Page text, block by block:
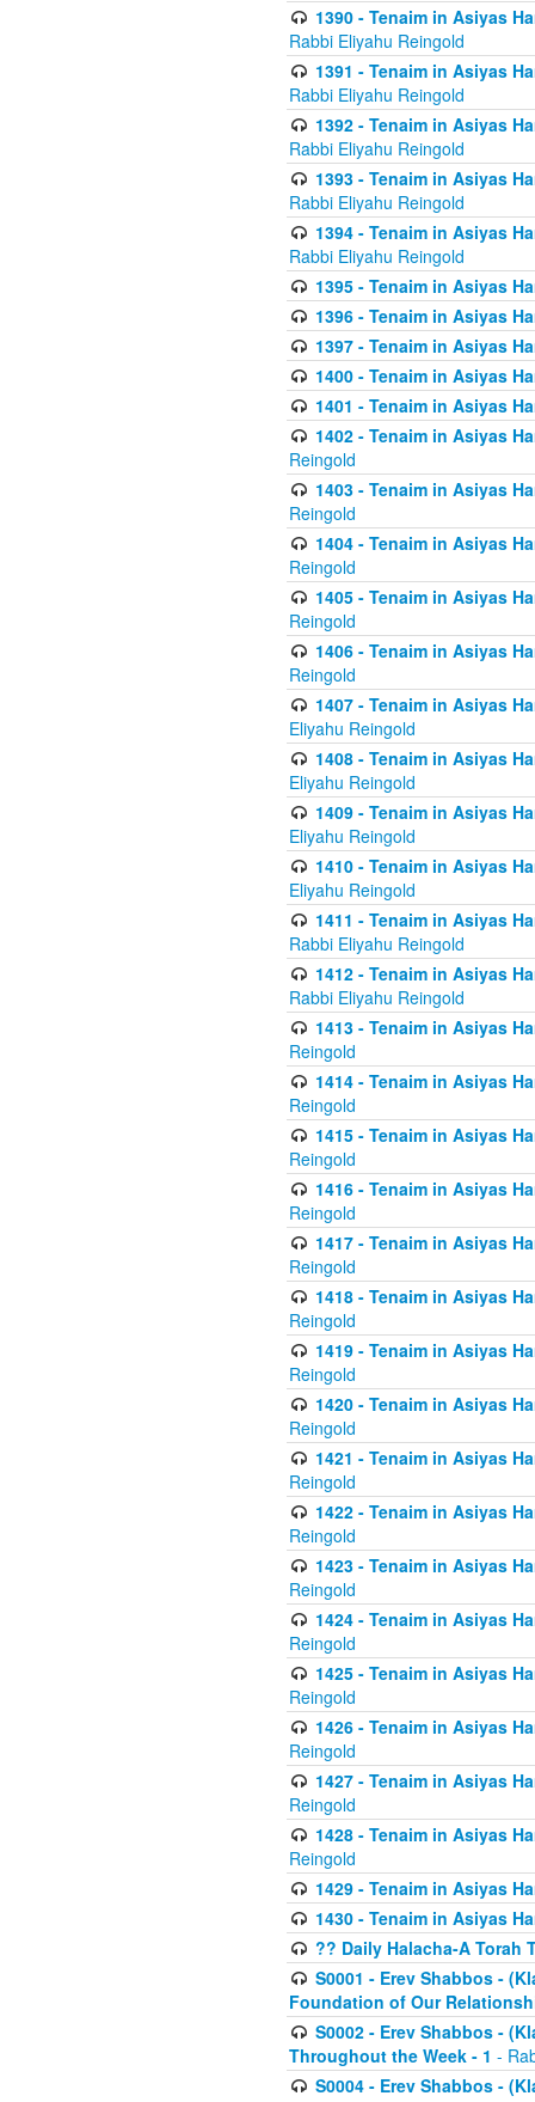
1390 - Tenaim in Asiyas
Rabbi Eliyahu Reingold
1391 - Tenaim in Asiyas
Rabbi Eliyahu Reingold
1392 - Tenaim in Asiyas
Rabbi Eliyahu Reingold
1393 - Tenaim in Asiyas
Rabbi Eliyahu Reingold
1394 - Tenaim in Asiyas
Rabbi Eliyahu Reingold
1395 - Tenaim in Asiyas
1396 - Tenaim in Asiyas
1397 - Tenaim in Asiyas
1400 - Tenaim in Asiyas
1401 - Tenaim in Asiyas
1402 - Tenaim in Asiyas
Reingold
1403 - Tenaim in Asiyas
Reingold
1404 - Tenaim in Asiyas
Reingold
1405 - Tenaim in Asiyas
Reingold
1406 - Tenaim in Asiyas
Reingold
1407 - Tenaim in Asiyas
Eliyahu Reingold
1408 - Tenaim in Asiyas
Eliyahu Reingold
1409 - Tenaim in Asiyas
Eliyahu Reingold
1410 - Tenaim in Asiyas
Eliyahu Reingold
1411 - Tenaim in Asiyas
Rabbi Eliyahu Reingold
1412 - Tenaim in Asiyas
Rabbi Eliyahu Reingold
1413 - Tenaim in Asiyas
Reingold
1414 - Tenaim in Asiyas
Reingold
1415 - Tenaim in Asiyas
Reingold
1416 - Tenaim in Asiyas
Reingold
1417 - Tenaim in Asiyas
Reingold
1418 - Tenaim in Asiyas
Reingold
1419 - Tenaim in Asiyas
Reingold
1420 - Tenaim in Asiyas
Reingold
1421 - Tenaim in Asiyas
Reingold
1422 - Tenaim in Asiyas
Reingold
1423 - Tenaim in Asiyas
Reingold
1424 - Tenaim in Asiyas
Reingold
1425 - Tenaim in Asiyas
Reingold
1426 - Tenaim in Asiyas
Reingold
1427 - Tenaim in Asiyas
Reingold
1428 - Tenaim in Asiyas
Reingold
1429 - Tenaim in Asiyas
1430 - Tenaim in Asiyas
?? Daily Halacha-A Torah
S0001 - Erev Shabbos -
Foundation of Our
S0002 - Erev Shabbos -
Throughout the Week - 1 -
S0004 - Erev Shabbos -